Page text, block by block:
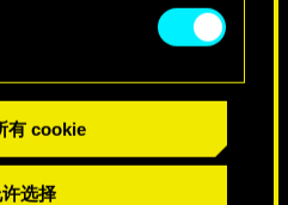
有 cookie
许选择
着孤独终老吧。
结果！